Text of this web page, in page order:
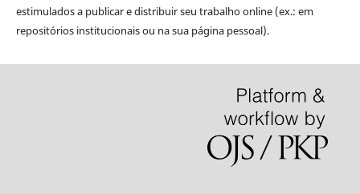
estimulados a publicar e distribuir seu trabalho online (ex.: em
repositórios institucionais ou na sua página pessoal).